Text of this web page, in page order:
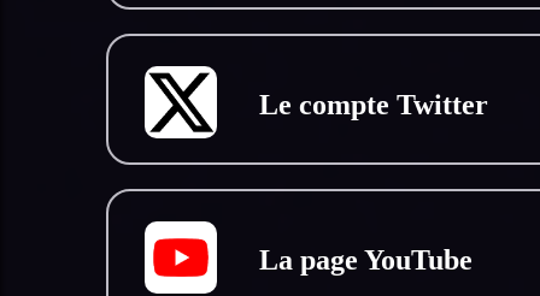
Le compte Twitter
La page YouTube